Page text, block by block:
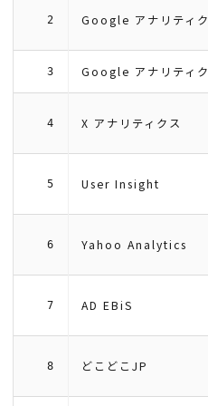
2 Google アナリティ
3 Google アナリティ
4 X アナリティクス
5 User Insight
6 Yahoo Analytics
7 AD EBiS
8 どこどこJP